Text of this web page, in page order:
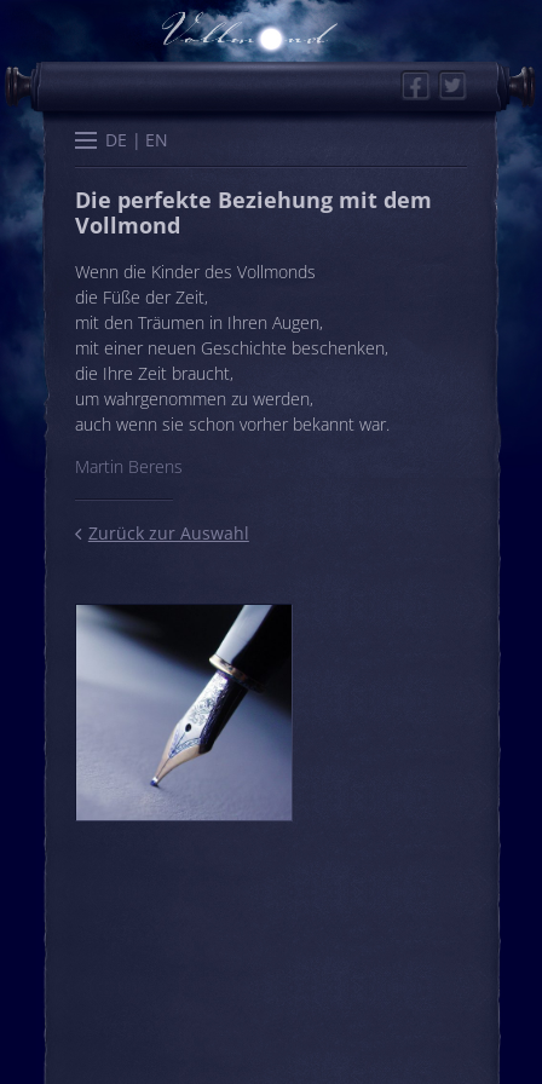
FacebookTwitter
DE EN
Start Kalender Karten
Die perfekte Beziehung mit dem
Vollmond
Wenn die Kinder des Vollmonds
die Füße der Zeit,
mit den Träumen in Ihren Augen,
mit einer neuen Geschichte beschenken,
die Ihre Zeit braucht,
um wahrgenommen zu werden,
auch wenn sie schon vorher bekannt war.
Martin Berens
Zurück zur Auswahl